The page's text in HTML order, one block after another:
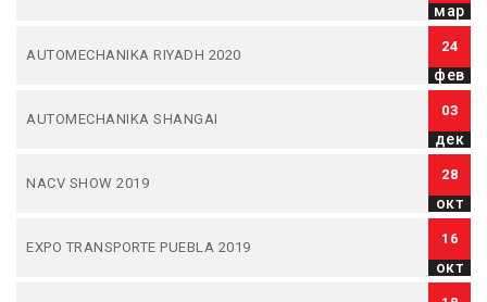
мар
AUTOMECHANIKA RIYADH 2020
24
фев
AUTOMECHANIKA SHANGAI
03
дек
NACV SHOW 2019
28
окт
EXPO TRANSPORTE PUEBLA 2019
16
окт